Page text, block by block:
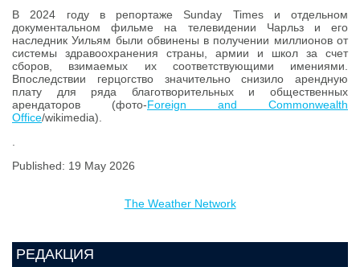
В 2024 году в репортаже Sunday Times и отдельном
документальном фильме на телевидении Чарльз и его
наследник Уильям были обвинены в получении миллионов от
системы здравоохранения страны, армии и школ за счет
сборов, взимаемых их соответствующими имениями.
Впоследствии герцогство значительно снизило арендную
плату для ряда благотворительных и общественных
арендаторов (фото-Foreign and Commonwealth
Office/wikimedia).
.
Published: 19 May 2026
The Weather Network
РЕДАКЦИЯ